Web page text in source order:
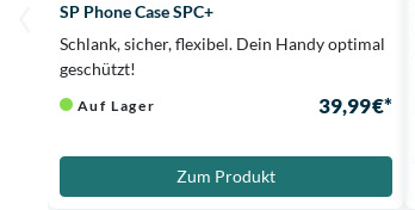
SP Phone Case SPC+
Schlank, sicher, flexibel. Dein Handy optimal
geschützt!
Auf Lager 39,99 €*
Zum Produkt